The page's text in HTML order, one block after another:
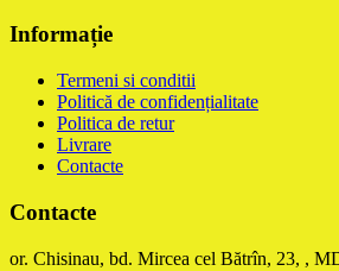
Informație
Termeni si conditii
Politică de confidențialitate
Politica de retur
Livrare
Contacte
Contacte
or. Chisinau, bd. Mircea cel Bătrîn, 23, ,